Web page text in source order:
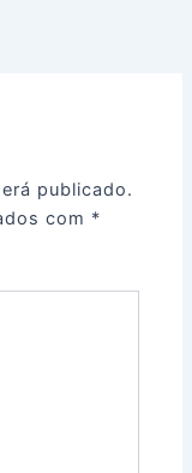
publicado.
com *